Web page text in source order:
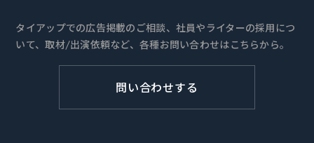
タイアップでの広告掲載のご相談、社員やライターの採用につ
いて、取材/出演依頼など、各種お問い合わせはこちらから。
問い合わせする